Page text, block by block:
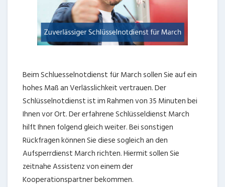
Beim Schluesselnotdienst für March sollen Sie auf ein
hohes Maß an Verlässlichkeit vertrauen. Der
Schlüsselnotdienst ist im Rahmen von 35 Minuten bei
Ihnen vor Ort. Der erfahrene Schlüsseldienst March
hilft Ihnen folgend gleich weiter. Bei sonstigen
Rückfragen können Sie diese sogleich an den
Aufsperrdienst March richten. Hiermit sollen Sie
zeitnahe Assistenz von einem der
Kooperationspartner bekommen.